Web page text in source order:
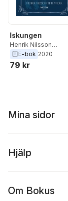
Iskungen
Henrik Nilsson
Thelander
E-bok 2020
79 kr
Mina sidor
Hjälp
Om Bokus